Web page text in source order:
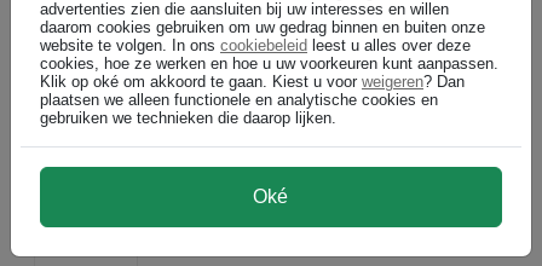
Bel voor levertijd +31 26 3193981
24.000 pagina's
€ 153,99(€ 127,26 excl)
Utax CK-8533Y (1T02XCAUT0) toner cartridge geel (origineel)
advertenties zien die aansluiten bij uw interesses en willen
daarom cookies gebruiken om uw gedrag binnen en buiten onze
website te volgen. In ons cookiebeleid leest u alles over deze
cookies, hoe ze werken en hoe u uw voorkeuren kunt aanpassen.
Klik op oké om akkoord te gaan. Kiest u voor weigeren? Dan
plaatsen we alleen functionele en analytische cookies en
gebruiken we technieken die daarop lijken.
Oké